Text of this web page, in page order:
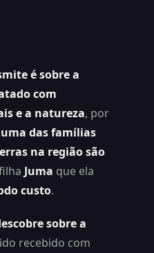
é sobre a
com
e a natureza, por
uma das famílias
na região são
Juma que ela
custo.
sobre a
recebido com